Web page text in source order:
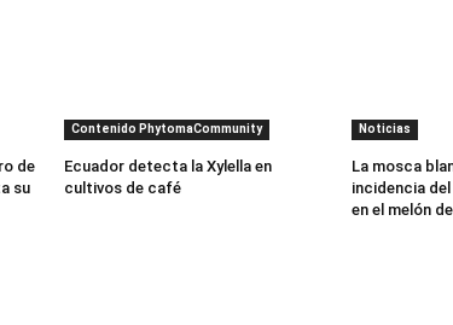
de
su
Contenido PhytomaCommunity
Ecuador detecta la Xylella en
cultivos de café
Noticias
La mosca
incidencia del
en el melón